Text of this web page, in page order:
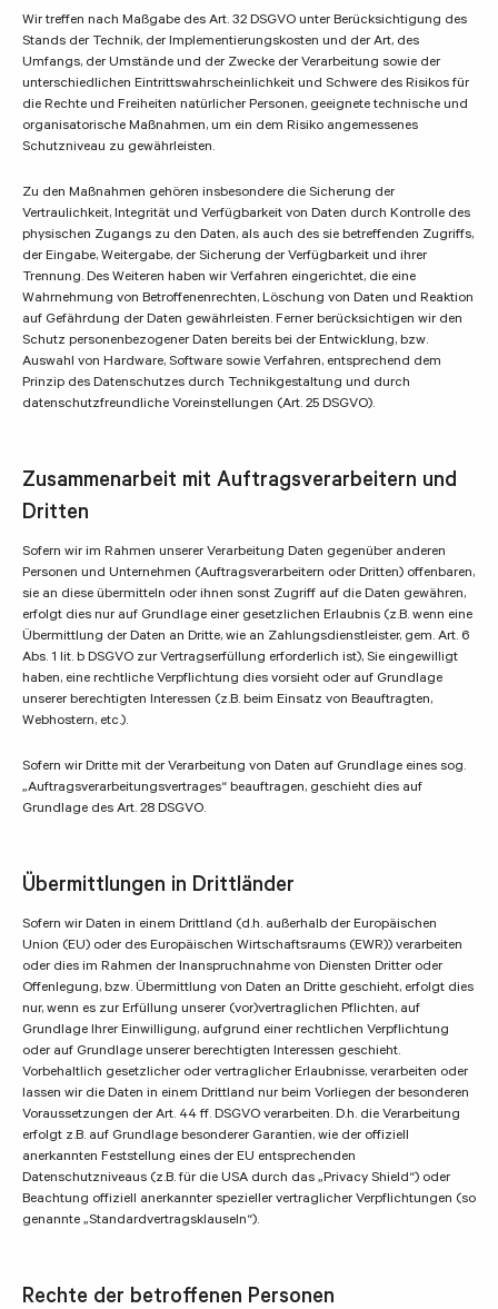
Wir treffen nach Maßgabe des Art. 32 DSGVO unter Berücksichtigung des
Stands der Technik, der Implementierungskosten und der Art, des
Umfangs, der Umstände und der Zwecke der Verarbeitung sowie der
unterschiedlichen Eintrittswahrscheinlichkeit und Schwere des Risikos für
die Rechte und Freiheiten natürlicher Personen, geeignete technische und
organisatorische Maßnahmen, um ein dem Risiko angemessenes
Schutzniveau zu gewährleisten.
Zu den Maßnahmen gehören insbesondere die Sicherung der
Vertraulichkeit, Integrität und Verfügbarkeit von Daten durch Kontrolle des
physischen Zugangs zu den Daten, als auch des sie betreffenden Zugriffs,
der Eingabe, Weitergabe, der Sicherung der Verfügbarkeit und ihrer
Trennung. Des Weiteren haben wir Verfahren eingerichtet, die eine
Wahrnehmung von Betroffenenrechten, Löschung von Daten und Reaktion
auf Gefährdung der Daten gewährleisten. Ferner berücksichtigen wir den
Schutz personenbezogener Daten bereits bei der Entwicklung, bzw.
Auswahl von Hardware, Software sowie Verfahren, entsprechend dem
Prinzip des Datenschutzes durch Technikgestaltung und durch
datenschutzfreundliche Voreinstellungen (Art. 25 DSGVO).
Zusammenarbeit mit Auftragsverarbeitern und
Dritten
Sofern wir im Rahmen unserer Verarbeitung Daten gegenüber anderen
Personen und Unternehmen (Auftragsverarbeitern oder Dritten) offenbaren,
sie an diese übermitteln oder ihnen sonst Zugriff auf die Daten gewähren,
erfolgt dies nur auf Grundlage einer gesetzlichen Erlaubnis (z.B. wenn eine
Übermittlung der Daten an Dritte, wie an Zahlungsdienstleister, gem. Art. 6
Abs. 1 lit. b DSGVO zur Vertragserfüllung erforderlich ist), Sie eingewilligt
haben, eine rechtliche Verpflichtung dies vorsieht oder auf Grundlage
unserer berechtigten Interessen (z.B. beim Einsatz von Beauftragten,
Webhostern, etc.).
Sofern wir Dritte mit der Verarbeitung von Daten auf Grundlage eines sog.
„Auftragsverarbeitungsvertrages“ beauftragen, geschieht dies auf
Grundlage des Art. 28 DSGVO.
Übermittlungen in Drittländer
Sofern wir Daten in einem Drittland (d.h. außerhalb der Europäischen
Union (EU) oder des Europäischen Wirtschaftsraums (EWR)) verarbeiten
oder dies im Rahmen der Inanspruchnahme von Diensten Dritter oder
Offenlegung, bzw. Übermittlung von Daten an Dritte geschieht, erfolgt dies
nur, wenn es zur Erfüllung unserer (vor)vertraglichen Pflichten, auf
Grundlage Ihrer Einwilligung, aufgrund einer rechtlichen Verpflichtung
oder auf Grundlage unserer berechtigten Interessen geschieht.
Vorbehaltlich gesetzlicher oder vertraglicher Erlaubnisse, verarbeiten oder
lassen wir die Daten in einem Drittland nur beim Vorliegen der besonderen
Voraussetzungen der Art. 44 ff. DSGVO verarbeiten. D.h. die Verarbeitung
erfolgt z.B. auf Grundlage besonderer Garantien, wie der offiziell
anerkannten Feststellung eines der EU entsprechenden
Datenschutzniveaus (z.B. für die USA durch das „Privacy Shield“) oder
Beachtung offiziell anerkannter spezieller vertraglicher Verpflichtungen (so
genannte „Standardvertragsklauseln“).
Rechte der betroffenen Personen